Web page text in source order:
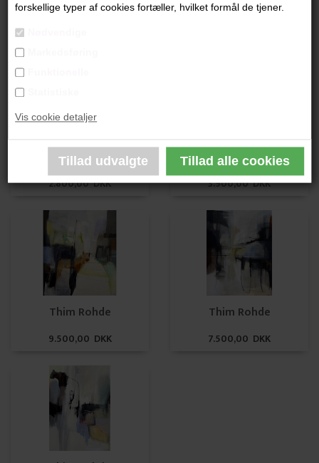
forskellige typer af cookies fortæller, hvilket formål de tjener.
Vis cookie detaljer
Andre værker af kunstneren:
Thim Rohde
2.800,00 DKK
Thim Rohde
3.900,00 DKK
Thim Rohde
9.500,00 DKK
Thim Rohde
7.500,00 DKK